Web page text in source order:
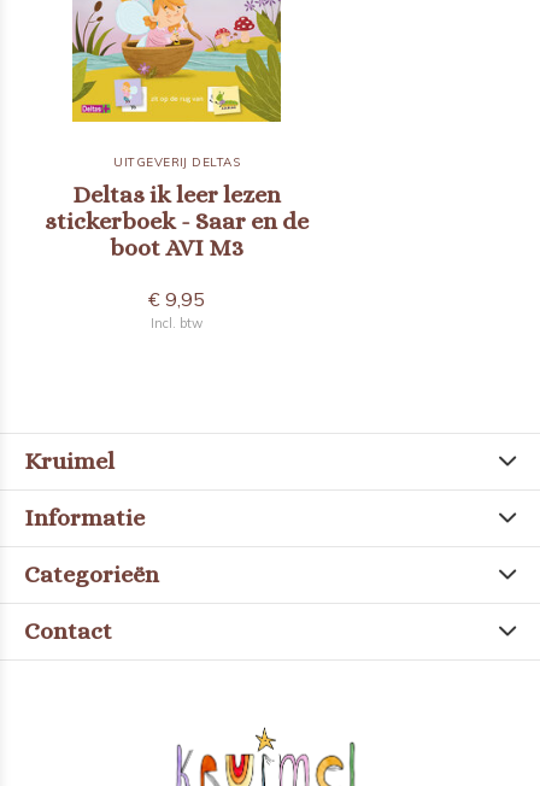
UITGEVERIJ DELTAS
Deltas ik leer lezen
stickerboek - Saar en de
boot AVI M3
€ 9,95
Incl. btw
Kruimel
Informatie
Categorieën
Contact